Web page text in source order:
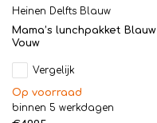
Heinen Delfts Blauw
Mama’s lunchpakket Blauw
Vouw
Vergelijk
Op voorraad
binnen 5 werkdagen